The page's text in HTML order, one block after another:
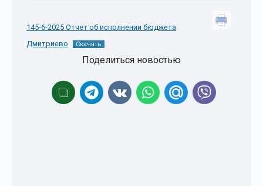
145-6-2025 Отчет об исполнении бюджета
Дмитриево
Скачать
Поделиться новостью